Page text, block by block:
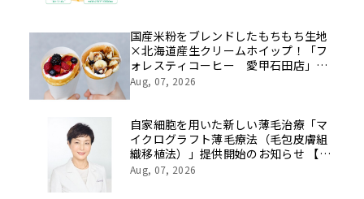
国産米粉をブレンドしたもちもち生地
×北海道産生クリームホイップ！「フ
ォレスティコーヒー 愛甲石田店」に
て、８月１７日（月）からクレープ販
Aug, 07, 2026
自家細胞を用いた新しい薄毛治療「マ
イクログラフト薄毛療法（毛包皮膚組
織移植法）」提供開始のお知らせ 【医
療法人社団 青真会 青山エルクリニ
Aug, 07, 2026